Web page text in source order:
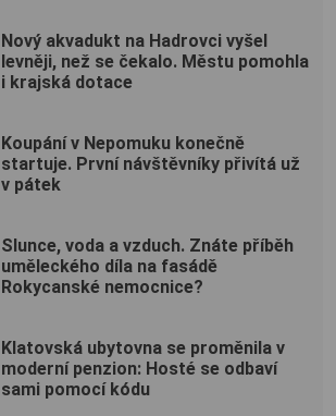
Nový akvadukt na Hadrovci vyšel
levněji, než se čekalo. Městu pomohla
i krajská dotace
Koupání v Nepomuku konečně
startuje. První návštěvníky přivítá už
v pátek
Slunce, voda a vzduch. Znáte příběh
uměleckého díla na fasádě
Rokycanské nemocnice?
Klatovská ubytovna se proměnila v
moderní penzion: Hosté se odbaví
sami pomocí kódu